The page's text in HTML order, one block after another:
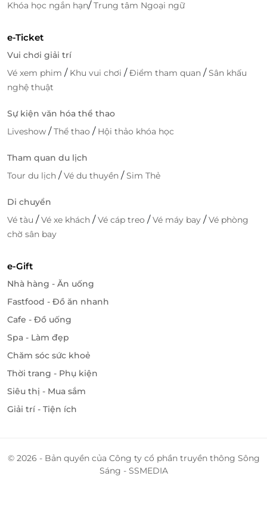
Trải nghiệm mua vé linh hoạt, nhanh chóng
Giao diện đặt vé thân thiện
Hỗ trợ thanh toán nhanh – bảo mật
Chăm sóc khách hàng tận tình
Cơ hội tận hưởng hành trình nghệ thuật đỉnh cao tại
Metashow đang chờ bạn! Với
vào một không gian ánh sáng kỳ ảo và đầy sáng tạo.
Truy cập
LifeLinkngay hôm nay để
Khóa học ngắn hạn/Trung tâm Ngoại ngữ
e-Ticket
Vui chơi giải trí
Vé xem phim / Khu vui chơi /Điểm tham quan /Sân khấu
nghệ thuật
Sự kiện văn hóa thể thao
Liveshow /Thể thao / Hội thảo khóa học
Tham quan du lịch
Tour du lịch /Vé du thuyền /Sim Thẻ
Di chuyển
Vé tàu /Vé xe khách /Vé cáp treo /Vé máy bay /Vé phòng
chờ sân bay
e-Gift
Nhà hàng - Ăn uống
Fastfood - Đồ ăn nhanh
Cafe - Đồ uống
Spa - Làm đẹp
Chăm sóc sức khoẻ
Thời trang - Phụ kiện
Siêu thị - Mua sắm
Giải trí - Tiện ích
© 2026 - Bản quyền của Công ty cổ phần truyền thông Sông
Sáng - SSMEDIA